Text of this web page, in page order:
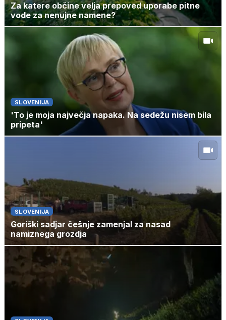
Za katere občine velja prepoved uporabe pitne
vode za nenujne namene?
SLOVENIJA
'To je moja največja napaka. Na sedežu nisem bila
pripeta'
SLOVENIJA
Goriški sadjar češnje zamenjal za nasad
namiznega grozdja